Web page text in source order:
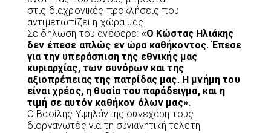
στις διαχρονικές προκλήσεις που
αντιμετωπίζει η χώρα μας.
Σε δήλωσή του ανέφερε: «Ο Κώστας Ηλιάκης
δεν έπεσε απλώς εν ώρα καθήκοντος. Έπεσε
για την υπεράσπιση της εθνικής μας
κυριαρχίας, των συνόρων και της
αξιοπρέπειας της πατρίδας μας. Η μνήμη του
είναι χρέος, η θυσία του παράδειγμα, και η
τιμή σε αυτόν καθήκον όλων μας».
Ο Βασίλης Υψηλάντης συνεχάρη τους
διοργανωτές για τη συγκινητική τελετή